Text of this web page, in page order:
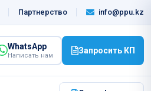
Партнерство info@ppu.kz
WhatsApp
Написать нам
Запросить КП